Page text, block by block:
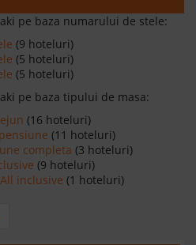
pe baza numarului de stele:
(9 hoteluri)
(5 hoteluri)
(5 hoteluri)
pe baza tipului de masa:
(16 hoteluri)
(11 hoteluri)
completa (3 hoteluri)
(9 hoteluri)
inclusive (1 hoteluri)